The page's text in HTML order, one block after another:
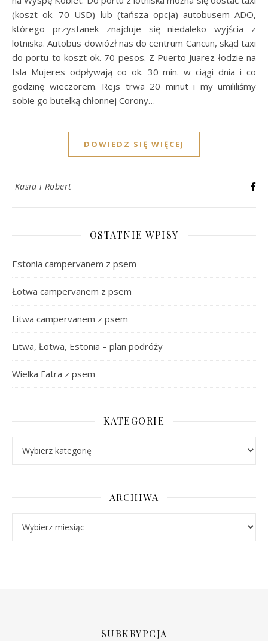
(koszt ok. 70 USD) lub (tańsza opcja) autobusem ADO,
którego przystanek znajduje się niedaleko wyjścia z
lotniska. Autobus dowiózł nas do centrum Cancun, skąd taxi
do portu to koszt ok. 70 pesos. Z Puerto Juarez łodzie na
Isla Mujeres odpływają co ok. 30 min. w ciągi dnia i co
godzinę wieczorem. Rejs trwa 20 minut i my umililiśmy
sobie go butelką chłonnej Corony…
DOWIEDZ SIĘ WIĘCEJ
Kasia i Robert
OSTATNIE WPISY
Estonia campervanem z psem
Łotwa campervanem z psem
Litwa campervanem z psem
Litwa, Łotwa, Estonia – plan podróży
Wielka Fatra z psem
KATEGORIE
ARCHIWA
SUBKRYPCJA